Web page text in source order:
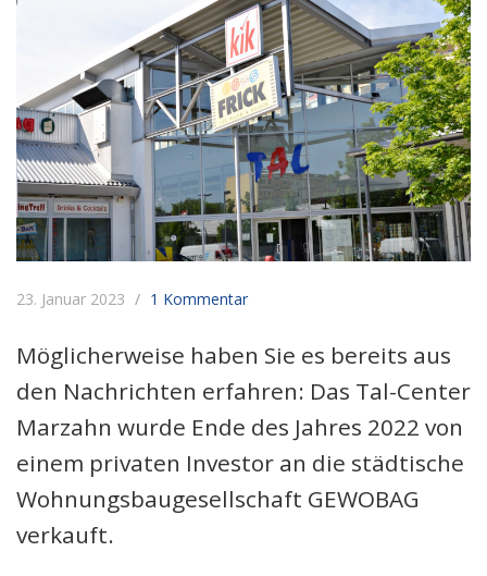
23. Januar 2023 1 Kommentar
Möglicherweise haben Sie es bereits aus
den Nachrichten erfahren: Das Tal-Center
Marzahn wurde Ende des Jahres 2022 von
einem privaten Investor an die städtische
Wohnungsbaugesellschaft GEWOBAG
verkauft.